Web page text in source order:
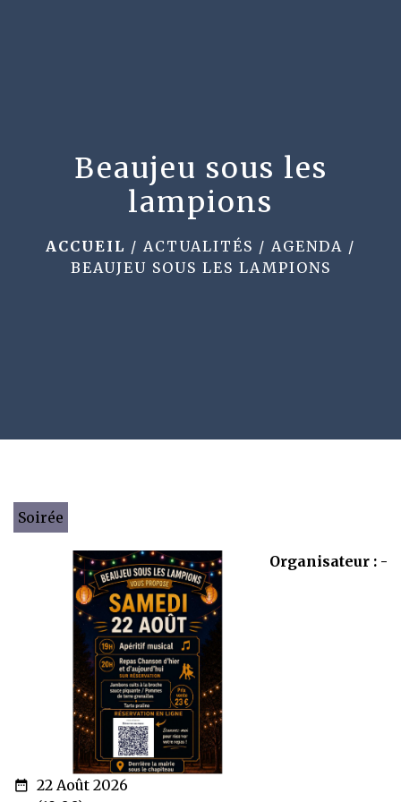
Beaujeu sous les
lampions
ACCUEIL / ACTUALITÉS / AGENDA /
BEAUJEU SOUS LES LAMPIONS
Soirée
date_range 22 Août 2026
Organisateur : -